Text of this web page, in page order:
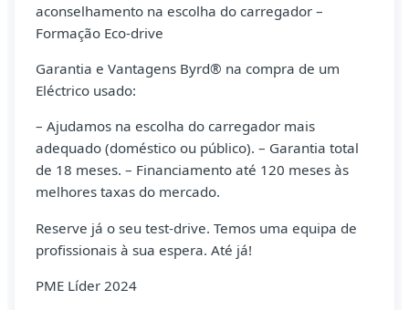
aconselhamento na escolha do carregador –
Formação Eco-drive
Garantia e Vantagens Byrd® na compra de um
Eléctrico usado:
– Ajudamos na escolha do carregador mais
adequado (doméstico ou público). – Garantia total
de 18 meses. – Financiamento até 120 meses às
melhores taxas do mercado.
Reserve já o seu test-drive. Temos uma equipa de
profissionais à sua espera. Até já!
PME Líder 2024